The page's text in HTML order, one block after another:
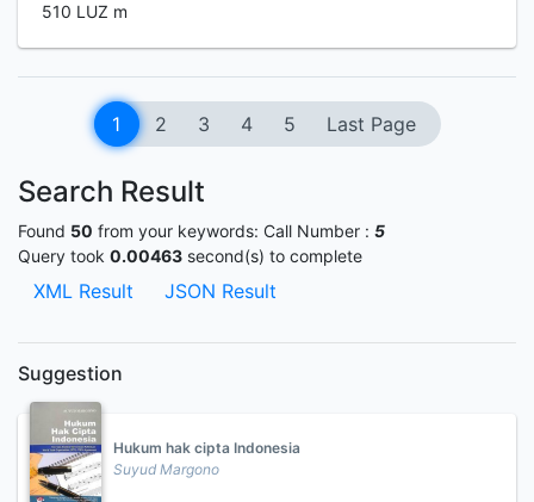
510 LUZ m
1 2 3 4 5 Last Page
Search Result
Found 50 from your keywords: Call Number : 5
Query took 0.00463 second(s) to complete
XML Result JSON Result
Suggestion
Hukum hak cipta Indonesia
Suyud Margono